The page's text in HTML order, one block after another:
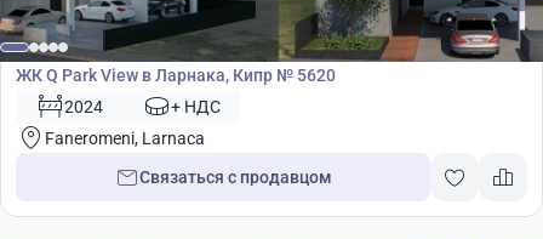
Жилой комплекс
ЖК Q Park View в Ларнака, Кипр № 5620
2024
+ НДС
Faneromeni, Larnaca
Связаться с продавцом